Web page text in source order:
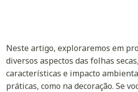
Neste artigo, exploraremos em
diversos aspectos das folhas
características e impacto
práticas, como na decoração. Se